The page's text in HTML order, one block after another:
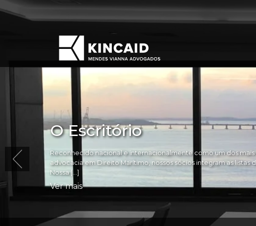
O Escritório
Reconhecido nacional e internacionalmente como um dos
advocacia em Direito Marítimo, nossos sócios integram as listas
Nossa […]
Ver mais